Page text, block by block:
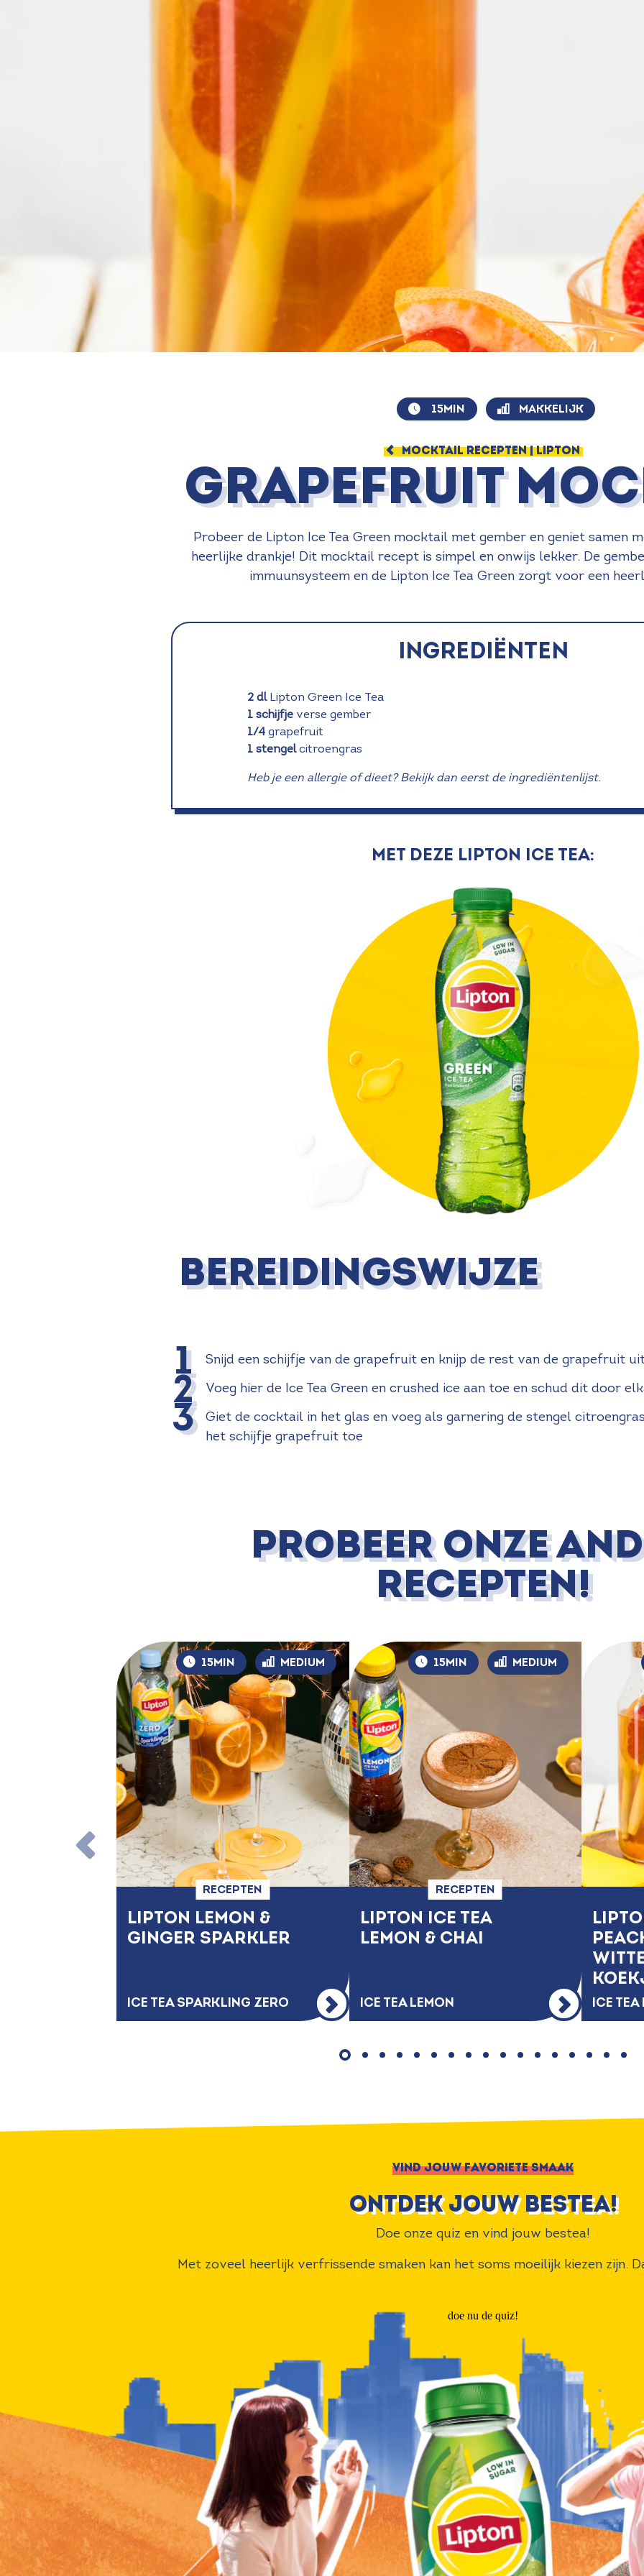
15MIN MAKKELIJK
MOCKTAIL RECEPTEN | LIPTON
GRAPEFRUIT
Probeer de Lipton Ice Tea Green mocktail met gember en geniet samen
heerlijke drankje! Dit mocktail recept is simpel en onwijs lekker. De
immuunsysteem en de Lipton Ice Tea Green zorgt voor een
INGREDIËNTEN
2 dlLipton Green Ice Tea
1 schijfjeverse gember
1/4 grapefruit
1 stengelcitroengras
Heb je een allergie of dieet? Bekijk dan eerst de ingrediëntenlijst.
Met deze Lipton Ice Tea:
Bereidingswijze
Snijd een schijfje van de grapefruit en knijp de rest van de grapefruit
Voeg hier de Ice Tea Green en crushed ice aan toe en schud dit door
Giet de cocktail in het glas en voeg als garnering de stengel
het schijfje grapefruit toe
PROBEER ONZE
RECEPTEN!
ICE TEA SPARKLING ZERO
LIPTON LEMON &
GINGER SPARKLER
RECEPTEN
15MIN MEDIUM
ICE TEA LEMON
LIPTON ICE TEA
LEMON & CHAI
RECEPTEN
15MIN MEDIUM
ICE
VIND JOUW FAVORIETE SMAAK
ontdek jouw bestea!
Doe onze quiz en vind jouw bestea!
Met zoveel heerlijk verfrissende smaken kan het soms moeilijk kiezen zijn.
doe nu de quiz!